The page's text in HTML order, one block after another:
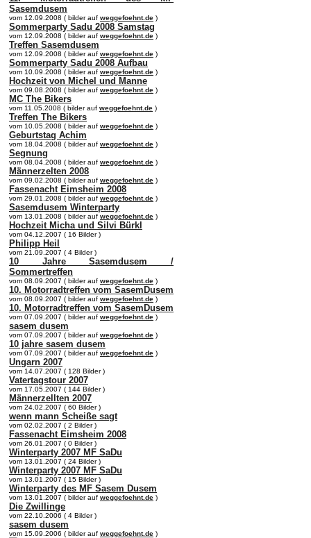
Sasemdusem
vom 12.09.2008 ( bilder auf weggefoehnt.de )
Sommerparty Sadu 2008 Samstag
vom 12.09.2008 ( bilder auf weggefoehnt.de )
Treffen Sasemdusem
vom 12.09.2008 ( bilder auf weggefoehnt.de )
Sommerparty Sadu 2008 Aufbau
vom 10.09.2008 ( bilder auf weggefoehnt.de )
Hochzeit von Michel und Manne
vom 09.08.2008 ( bilder auf weggefoehnt.de )
MC The Bikers
vom 11.05.2008 ( bilder auf weggefoehnt.de )
Treffen The Bikers
vom 10.05.2008 ( bilder auf weggefoehnt.de )
Geburtstag Achim
vom 18.04.2008 ( bilder auf weggefoehnt.de )
Segnung
vom 08.04.2008 ( bilder auf weggefoehnt.de )
Männerzelten 2008
vom 09.02.2008 ( bilder auf weggefoehnt.de )
Fassenacht Eimsheim 2008
vom 29.01.2008 ( bilder auf weggefoehnt.de )
Sasemdusem Winterparty
vom 13.01.2008 ( bilder auf weggefoehnt.de )
Hochzeit Micha und Silvi Bürkl
vom 04.12.2007 ( 16 Bilder )
Philipp Heil
vom 21.09.2007 ( 4 Bilder )
10 Jahre Sasemdusem /
Sommertreffen
vom 08.09.2007 ( bilder auf weggefoehnt.de )
10. Motorradtreffen vom SasemDusem
vom 08.09.2007 ( bilder auf weggefoehnt.de )
10. Motorradtreffen vom SasemDusem
vom 07.09.2007 ( bilder auf weggefoehnt.de )
sasem dusem
vom 07.09.2007 ( bilder auf weggefoehnt.de )
10 jahre sasem dusem
vom 07.09.2007 ( bilder auf weggefoehnt.de )
Ungarn 2007
vom 14.07.2007 ( 128 Bilder )
Vatertagstour 2007
vom 17.05.2007 ( 144 Bilder )
Männerzellten 2007
vom 24.02.2007 ( 60 Bilder )
wenn mann Scheiße sagt
vom 02.02.2007 ( 2 Bilder )
Fassenacht Eimsheim 2008
vom 26.01.2007 ( 0 Bilder )
Winterparty 2007 MF SaDu
vom 13.01.2007 ( 24 Bilder )
Winterparty 2007 MF SaDu
vom 13.01.2007 ( 15 Bilder )
Winterparty des MF Sasem Dusem
vom 13.01.2007 ( bilder auf weggefoehnt.de )
Die Zwillinge
vom 22.10.2006 ( 4 Bilder )
sasem dusem
vom 15.09.2006 ( bilder auf weggefoehnt.de )